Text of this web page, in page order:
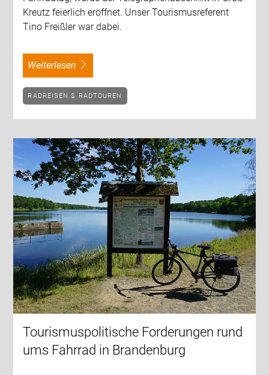
Kreutz feierlich eröffnet. Unser Tourismusreferent
Tino Freißler war dabei.
weiterlesen
RADREISEN & RADTOUREN
Tourismuspolitische Forderungen rund
ums Fahrrad in Brandenburg